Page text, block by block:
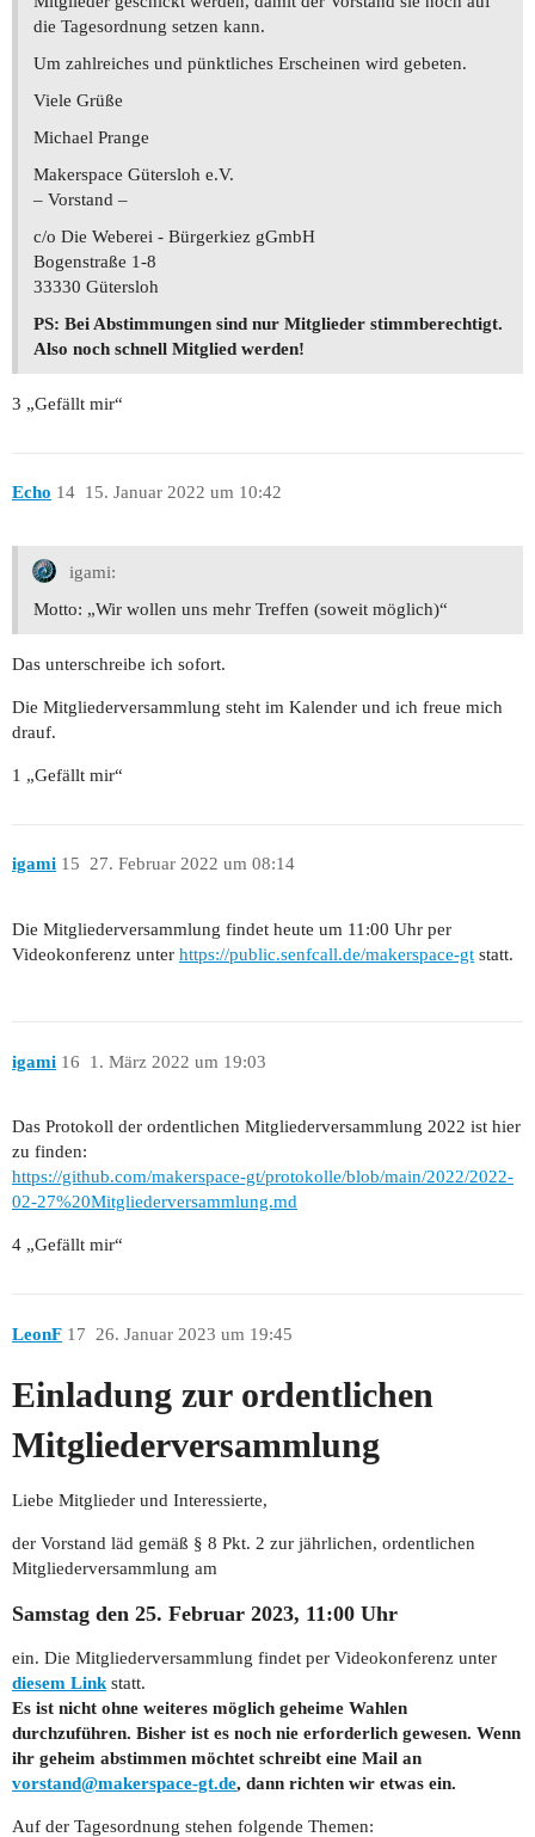
die Tagesordnung setzen kann.
Um zahlreiches und pünktliches Erscheinen wird gebeten.
Viele Grüße
Michael Prange
Makerspace Gütersloh e.V.
– Vorstand –
c/o Die Weberei - Bürgerkiez gGmbH
Bogenstraße 1-8
33330 Gütersloh
PS: Bei Abstimmungen sind nur Mitglieder stimmberechtigt.
Also noch schnell Mitglied werden!
3 „Gefällt mir“
Echo 15. Januar 2022 um 10:42
14
igami:
Motto: „Wir wollen uns mehr Treffen (soweit möglich)“
Das unterschreibe ich sofort.
Die Mitgliederversammlung steht im Kalender und ich freue mich
drauf.
1 „Gefällt mir“
igami 27. Februar 2022 um 08:14
15
Die Mitgliederversammlung findet heute um 11:00 Uhr per
Videokonferenz unter https://public.senfcall.de/makerspace-gt statt.
igami 1. März 2022 um 19:03
16
Das Protokoll der ordentlichen Mitgliederversammlung 2022 ist hier
zu finden:
https://github.com/makerspace-gt/protokolle/blob/main/2022/2022-
02-27%20Mitgliederversammlung.md
4 „Gefällt mir“
LeonF 26. Januar 2023 um 19:45
17
Einladung zur ordentlichen
Mitgliederversammlung
Liebe Mitglieder und Interessierte,
der Vorstand läd gemäß § 8 Pkt. 2 zur jährlichen, ordentlichen
Mitgliederversammlung am
Samstag den 25. Februar 2023, 11:00 Uhr
ein. Die Mitgliederversammlung findet per Videokonferenz unter
diesem Link statt.
Es ist nicht ohne weiteres möglich geheime Wahlen
durchzuführen. Bisher ist es noch nie erforderlich gewesen. Wenn
ihr geheim abstimmen möchtet schreibt eine Mail an
vorstand@makerspace-gt.de, dann richten wir etwas ein.
Auf der Tagesordnung stehen folgende Themen: